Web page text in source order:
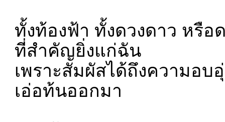
ทั้งท้องฟ้า ทั้งดวงดาว หรือ
ที่สำคัญยิ่งแก่ฉัน
เพราะสัมผัสได้ถึงความอบ
เอ่อท้นออกมา